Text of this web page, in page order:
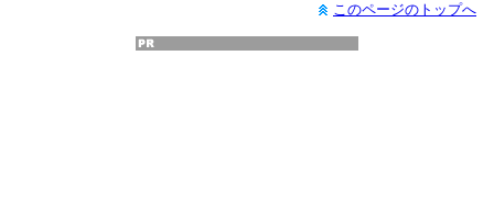
このページのトップへ